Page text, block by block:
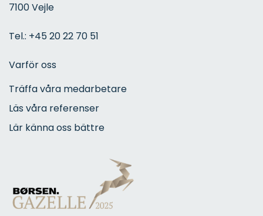
7100 Vejle
Tel.: +45 20 22 70 51
Varför oss
Träffa våra medarbetare
Läs våra referenser
Lär känna oss bättre